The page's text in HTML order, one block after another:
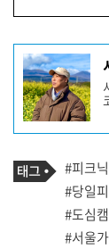
기
사
작
성
자
프
필 기
사
관
련
태
그
태
그
#피크닉
#당일
#도심
#서울